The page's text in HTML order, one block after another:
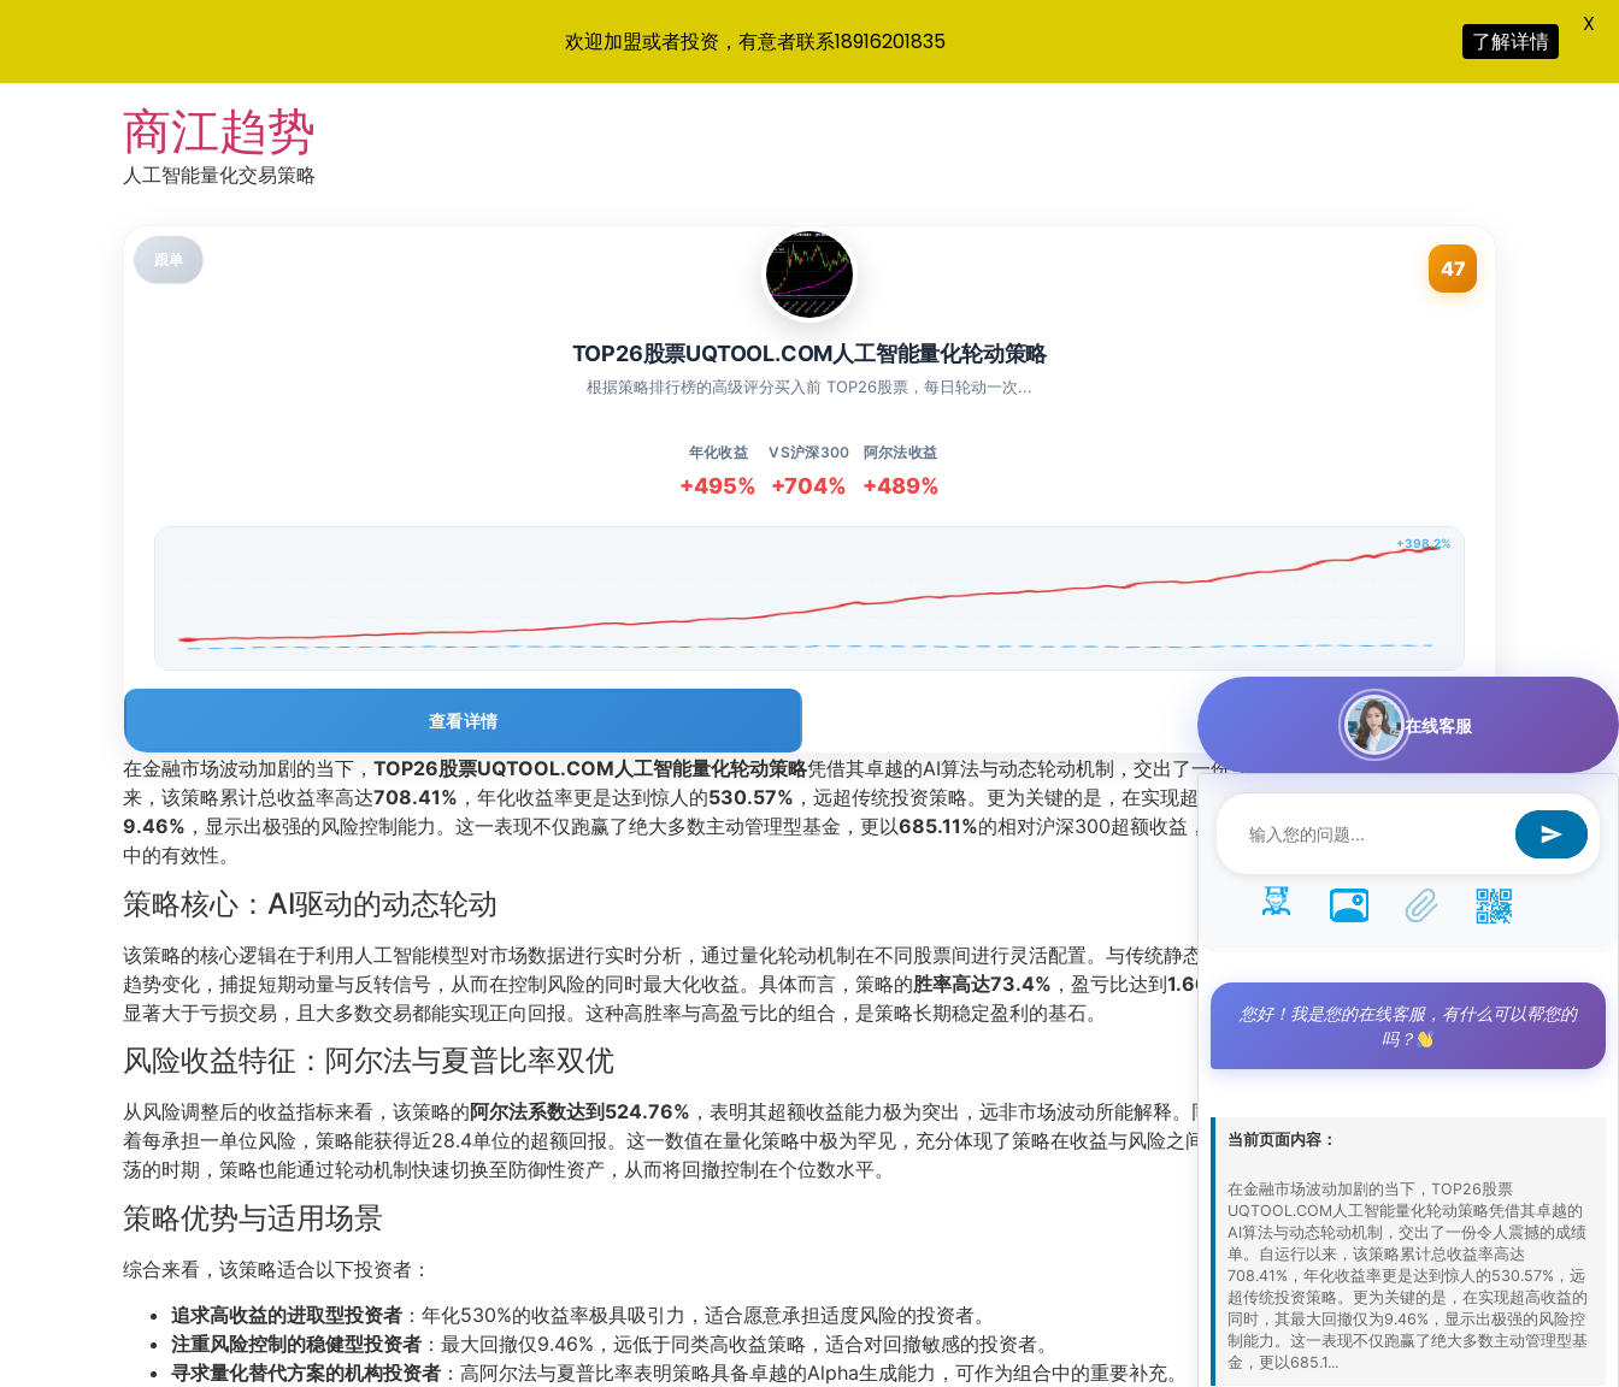
商江趋势
人工智能量化交易策略
跟单 47
TOP26股票UQTOOL.COM人工智能量化轮动策略
根据策略排行榜的高级评分买入前 TOP26股票，每日轮动一次...
年化收益
+495%
VS沪深300
+704%
阿尔法收益
+489%
+398.2%
查看详情
在金融市场波动加剧的当下， TOP26股票UQTOOL.COM人工智能量化轮动策略凭借其卓越的AI算法与动态轮动机制，交出了一份令人震撼的成绩单。自运行以
来，该策略累计总收益率高达708.41% ，年化收益率更是达到惊人的530.57% ，远超传统投资策略。更为关键的是，在实现超高收益的同时，其最大回撤仅为
9.46% ，显示出极强的风险控制能力。这一表现不仅跑赢了绝大多数主动管理型基金，更以685.11%的相对沪深300超额收益，证明了AI量化策略在复杂市场环境
中的有效性。
策略核心：AI驱动的动态轮动
该策略的核心逻辑在于利用人工智能模型对市场数据进行实时分析，通过量化轮动机制在不同股票间进行灵活配置。与传统静态组合不同，AI模型能快速识别市场
趋势变化，捕捉短期动量与反转信号，从而在控制风险的同时最大化收益。具体而言，策略的胜率高达73.4% ，盈亏比达到1.66
，这意味着每笔盈利交易的幅度
显著大于亏损交易，且大多数交易都能实现正向回报。这种高胜率与高盈亏比的组合，是策略长期稳定盈利的基石。
风险收益特征：阿尔法与夏普比率双优
从风险调整后的收益指标来看，该策略的阿尔法系数达到524.76% ，表明其超额收益能力极为突出，远非市场波动所能解释。同时，
着每承担一单位风险，策略能获得近28.4单位的超额回报。这一数值在量化策略中极为罕见，充分体现了策略在收益与风险之间的完美平衡。即便是在市场剧烈震
荡的时期，策略也能通过轮动机制快速切换至防御性资产，从而将回撤控制在个位数水平。
策略优势与适用场景
综合来看，该策略适合以下投资者：
追求高收益的进取型投资者 ：年化530%的收益率极具吸引力，适合愿意承担适度风险的投资者。
注重风险控制的稳健型投资者 ：最大回撤仅9.46%，远低于同类高收益策略，适合对回撤敏感的投资者。
寻求量化替代方案的机构投资者 ：高阿尔法与夏普比率表明策略具备卓越的Alpha生成能力，可作为组合中的重要补充。
欢迎加盟或者投资，有意者联系18916201835 了解详情
X
在线客服
您好！我是您的在线客服，有什么可以帮您的
吗？
当前页面内容：
在金融市场波动加剧的当下，TOP26股票
UQTOOL.COM人工智能量化轮动策略凭借其卓越的
AI算法与动态轮动机制，交出了一份令人震撼的成绩
单。自运行以来，该策略累计总收益率高达
708.41%，年化收益率更是达到惊人的530.57%，远
超传统投资策略。更为关键的是，在实现超高收益的
同时，其最大回撤仅为9.46%，显示出极强的风险控
制能力。这一表现不仅跑赢了绝大多数主动管理型基
金，更以685.1...